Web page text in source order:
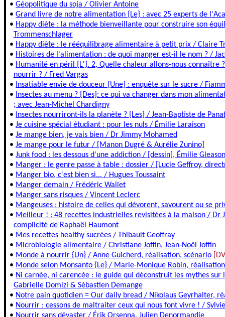
•Géopolitique du soja / Olivier Antoine
•Grand livre de notre alimentation {Le} : avec 25 experts de
• Happy diète : la méthode bienveillante pour construire son
Trommenschlager
• Happy diète : le rééquilibrage alimentaire à petit prix / Claire
• Histoires de l'alimentation : de quoi manger est-il le nom ? /
• Humanité en péril {L'}. 2, Quelle chaleur allons-nous connaître
nourrir ? / Fred Vargas
•
Insatiable envie de douceur {Une} : enquête sur le sucre /
•
Insectes au menu ? {Des}: ce qui va changer dans mon
; avec Jean-Michel Chardigny
•
Insectes nourriront-ils la planète ? {Les} / Jean-Baptiste de
•Je cuisine spécial étudiant : pour les nuls / Émilie Laraison
•Je mange bien, je vais bien / Dr Jimmy Mohamed
•Je mange pour le futur / [Manon Dugré & Aurélie Zunino]
•Junk food : les dessous d'une addiction / [dessin], Émilie
• Manger : le genre passe à table : dossier / [Lucie Geffroy,
• Manger bio, c'est bien si... / Hugues Toussaint
• Manger demain / Frédéric Wallet
• Manger sans risques / Vincent Leclerc
• Mangeuses : histoire de celles qui dévorent, savourent ou se
• Meilleur ! : 48 recettes industrielles revisitées à la maison / Dr
complicité de Raphaël Haumont
• Mes recettes healthy sucrées / Thibault Geoffray
• Microbiologie alimentaire / Christiane Joffin, Jean-Noël Joffin
• Monde à nourrir {Un} / Anne Guicherd, réalisation, scénario
• Monde selon Monsanto {Le} / Marie-Monique Robin,
• Ni carnée, ni carencée : le guide qui déconstruit les mythes
Gabrielle Domizi & Sébastien Demange
• Notre pain quotidien = Our daily bread / Nikolaus Geyrhalter,
• Nourrir : cessons de maltraiter ceux qui nous font vivre ! /